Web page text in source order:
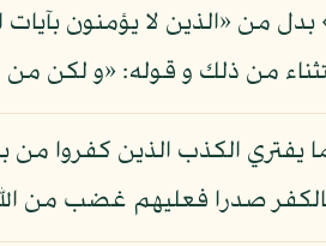
من «الذين لا يؤمنون بآيات
من ذلك و قوله: «و لكن
يفتري الكذب الذين كفروا من
صدرا فعليهم غضب من